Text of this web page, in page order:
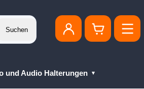
Suchen
und Audio Halterungen